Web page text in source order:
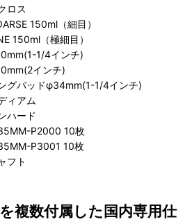
ロス
150ml（細目）
150ml（極細目）
1/4インチ)
インチ)
グパッドφ34mm(1-1/4インチ)
ィアム
ハード
P2000 10枚
P3001 10枚
フト
複数付属した国内専用仕